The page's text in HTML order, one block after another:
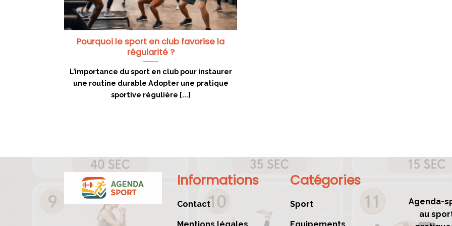
Pourquoi le sport en club favorise la
régularité ?
L’importance du sport en club pour instaurer
une routine durable Adopter une pratique
sportive régulière [...]
Informations
Contact
Mentions légales
Catégories
Sport
Equipements
Agenda-
au